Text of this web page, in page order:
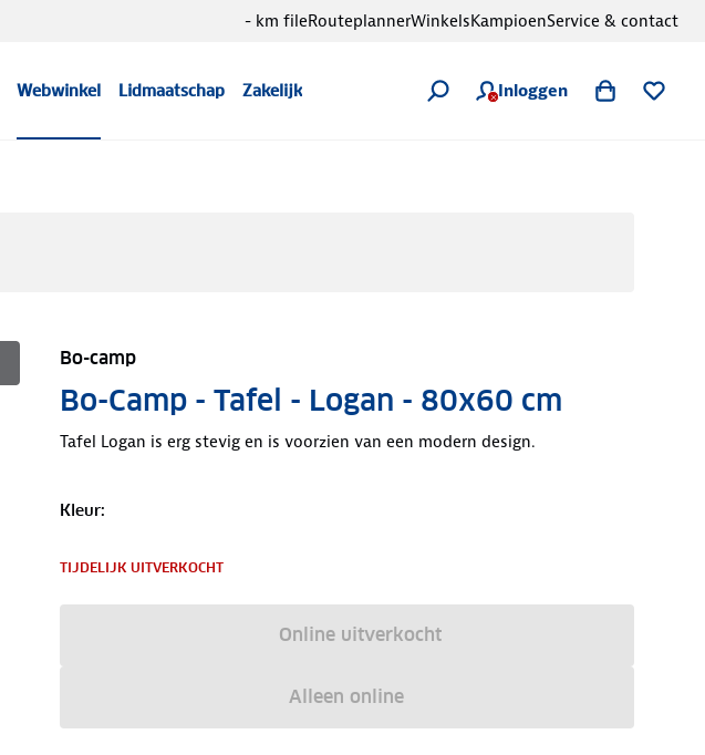
Webwinkel Lidmaatschap Zakelijk Inloggen
- km fileRouteplannerWinkelsKampioenService & contact
Bo-camp
Bo-Camp - Tafel - Logan - 80x60 cm
Tafel Logan is erg stevig en is voorzien van een modern design.
Kleur:
TIJDELIJK UITVERKOCHT
Online uitverkocht
Alleen online